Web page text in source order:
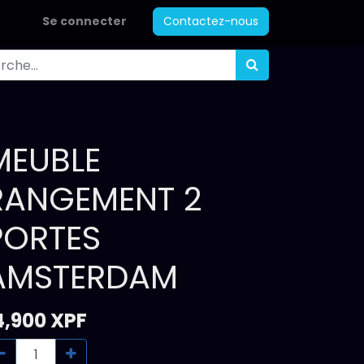
Se connecter Contactez-nous
2
XPF